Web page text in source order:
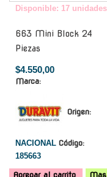
Disponible: 17 unidades
663 Mini Block 24
Piezas
$4.550,00
Marca:
Origen:
NACIONAL Código:
185663
Agregar al carrito Mas